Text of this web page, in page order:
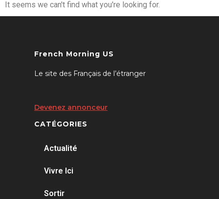
It seems we can't find what you're looking for.
French Morning US
Le site des Français de l’étranger
Devenez annonceur
CATÉGORIES
Actualité
Vivre Ici
Sortir